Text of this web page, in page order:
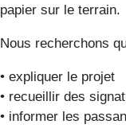
papier sur le terrain.
Nous recherchons
• expliquer le projet
• recueillir des
• informer les